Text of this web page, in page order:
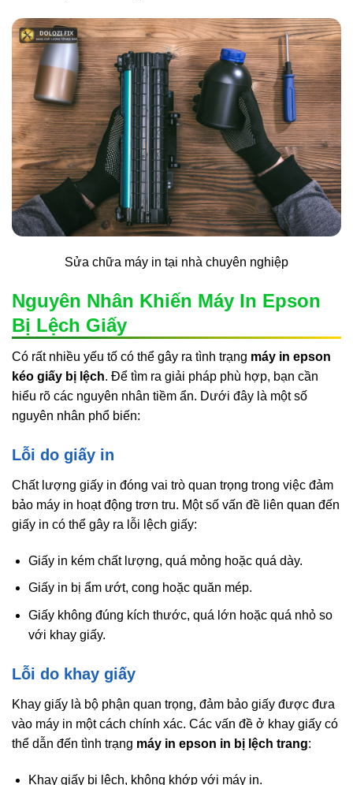
Sửa chữa máy in tại nhà chuyên nghiệp
Nguyên Nhân Khiến Máy In Epson
Bị Lệch Giấy
Có rất nhiều yếu tố có thể gây ra tình trạng máy in epson
kéo giấy bị lệch. Để tìm ra giải pháp phù hợp, bạn cần
hiểu rõ các nguyên nhân tiềm ẩn. Dưới đây là một số
nguyên nhân phổ biến:
Lỗi do giấy in
Chất lượng giấy in đóng vai trò quan trọng trong việc đảm
bảo máy in hoạt động trơn tru. Một số vấn đề liên quan đến
giấy in có thể gây ra lỗi lệch giấy:
Giấy in kém chất lượng, quá mỏng hoặc quá dày.
Giấy in bị ẩm ướt, cong hoặc quăn mép.
Giấy không đúng kích thước, quá lớn hoặc quá nhỏ so
với khay giấy.
Lỗi do khay giấy
Khay giấy là bộ phận quan trọng, đảm bảo giấy được đưa
vào máy in một cách chính xác. Các vấn đề ở khay giấy có
thể dẫn đến tình trạng máy in epson in bị lệch trang:
Khay giấy bị lệch, không khớp với máy in.